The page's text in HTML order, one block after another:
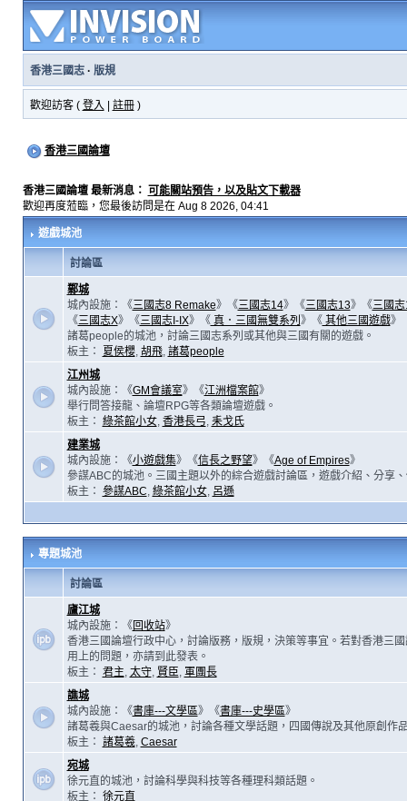
香港三國志· 版規
歡迎訪客 ( 登入 註冊)
香港三國論壇
香港三國論壇 最新消息： 可能關站預告，以及貼文下載器
歡迎再度蒞臨，您最後訪問是在 Aug 8 2026, 04:41
遊戲城池
討論區
鄴城
城內設施：《三國志8 Remake》《三國志14》《三國志13》《三國
《三國志X》《三國志I-IX》《真．三國無雙系列 》《其他三國遊戲》
諸葛people的城池，討論三國志系列或其他與三國有關的遊戲。
板主：
夏侯櫻, 胡飛, 諸葛people
江州城
城內設施：《GM會議室》《江洲檔案館》
舉行問答接龍、論壇RPG等各類論壇遊戲。
板主： 綠茶館小女, 香港長弓, 耒戈氏
建業城
城內設施：《小遊戲集》《信長之野望》《Age of Empires》
參謀ABC的城池。三國主題以外的綜合遊戲討論區，遊戲介紹、分享
板主： 參謀ABC, 綠茶館小女, 呂遜
專題城池
討論區
廬江城
城內設施：《回收站》
香港三國論壇行政中心，討論版務，版規，決策等事宜。若對香港三
用上的問題，亦請到此發表。
板主： 君主, 太守, 賢臣, 軍團長
譙城
城內設施：《書庫---文學區》《書庫---史學區》
諸葛羲與Caesar的城池，討論各種文學話題，四國傳說及其他原創作
板主： 諸葛羲, Caesar
宛城
徐元直的城池，討論科學與科技等各種理科類話題。
板主： 徐元直